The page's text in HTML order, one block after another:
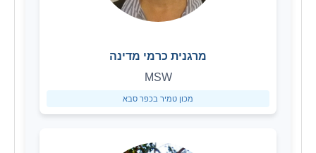
מרגנית כרמי מדינה
MSW
מכון טמיר בכפר סבא